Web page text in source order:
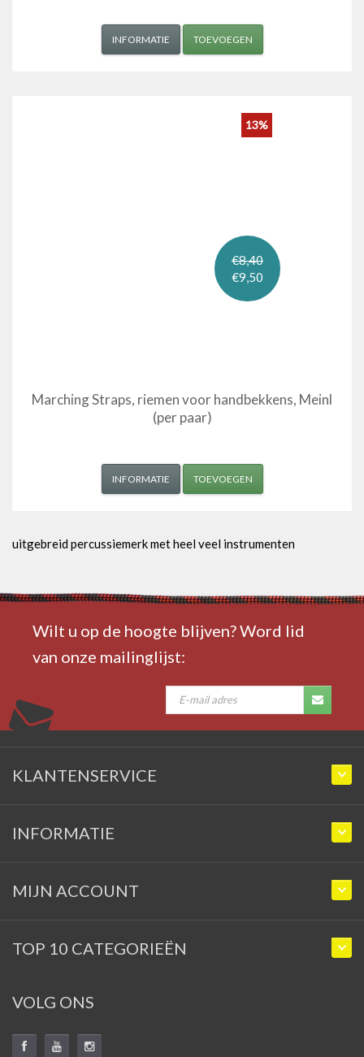
INFORMATIE TOEVOEGEN
€8,40
€9,50
13%
Marching Straps, riemen voor handbekkens, Meinl
(per paar)
INFORMATIE TOEVOEGEN
uitgebreid percussiemerk met heel veel instrumenten
Wilt u op de hoogte blijven? Word lid
van onze mailinglijst:
KLANTENSERVICE
INFORMATIE
MIJN ACCOUNT
TOP 10 CATEGORIEËN
VOLG ONS